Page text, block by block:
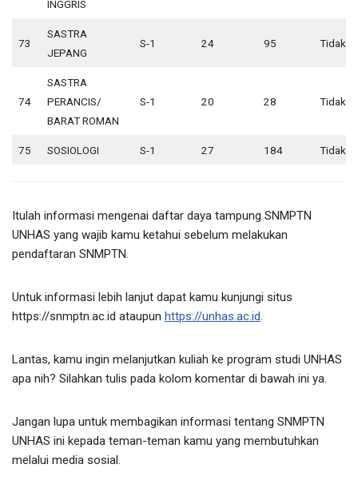
INGGRIS
73
SASTRA
JEPANG
S-1 24 95 Tidak
74
SASTRA
PERANCIS/
BARAT ROMAN
S-1 20 28 Tidak
75 SOSIOLOGI S-1 27 184 Tidak
Itulah informasi mengenai daftar daya tampung SNMPTN
UNHAS yang wajib kamu ketahui sebelum melakukan
pendaftaran SNMPTN.
Untuk informasi lebih lanjut dapat kamu kunjungi situs
https://snmptn.ac.id ataupun https://unhas.ac.id
Lantas, kamu ingin melanjutkan kuliah ke program studi UNHAS
apa nih? Silahkan tulis pada kolom komentar di bawah ini ya.
Jangan lupa untuk membagikan informasi tentang SNMPTN
UNHAS ini kepada teman-teman kamu yang membutuhkan
melalui media sosial.